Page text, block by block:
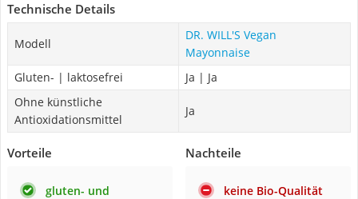
Technische Details
Modell
DR. WILL'S Vegan
Mayonnaise
Gluten- | laktosefrei
Ja | Ja
Ohne künstliche
Antioxidationsmittel
Ja
Vorteile
gluten- und
Nachteile
keine Bio-Qualität